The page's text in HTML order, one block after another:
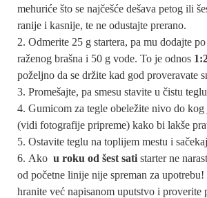
mehuriće što se najčešće dešava petog ili
ranije i kasnije, te ne odustajte prerano.
Odmerite 25 g startera, pa mu dodajte
raženog brašna i 50 g vode. To je odnos
poželjno da se držite kad god proveravate
Promešajte, pa smesu stavite u čistu
Gumicom za tegle obeležite nivo do kog
(vidi fotografije pripreme) kako bi lakše
Ostavite teglu na toplijem mestu i
Ako u roku od šest sati starter ne
od početne linije nije spreman za upotrebu!
hranite već napisanom uputstvo i proverite